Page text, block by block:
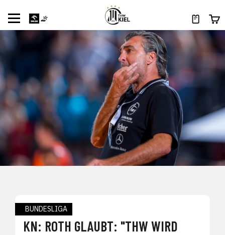
BUNDESLIGA
KN: ROTH GLAUBT: "THW WIRD